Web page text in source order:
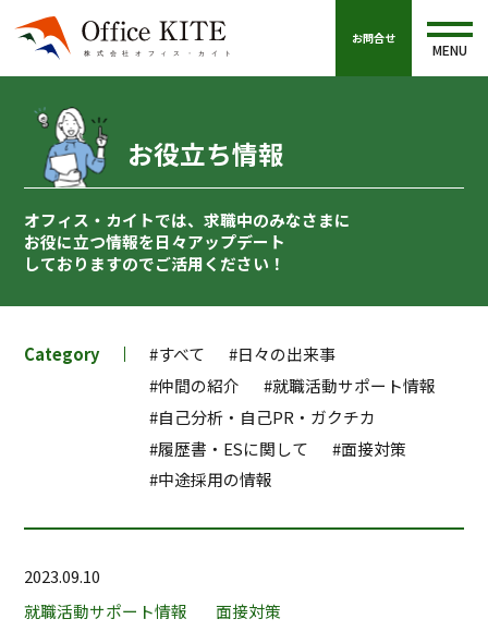
お問合せ
MENU
お役立ち情報
オフィス・カイトでは、求職中のみなさまに
お役に立つ情報を日々アップデート
しておりますのでご活用ください！
Category #すべて
#日々の出来事
#仲間の紹介
#就職活動サポート情報
#自己分析・自己PR・ガクチカ
#履歴書・ESに関して
#面接対策
#中途採用の情報
2023.09.10
就職活動サポート情報
面接対策